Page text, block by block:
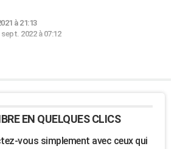
à 21:13
sept. 2022 à 07:12
EN QUELQUES CLICS
vous simplement avec ceux qui